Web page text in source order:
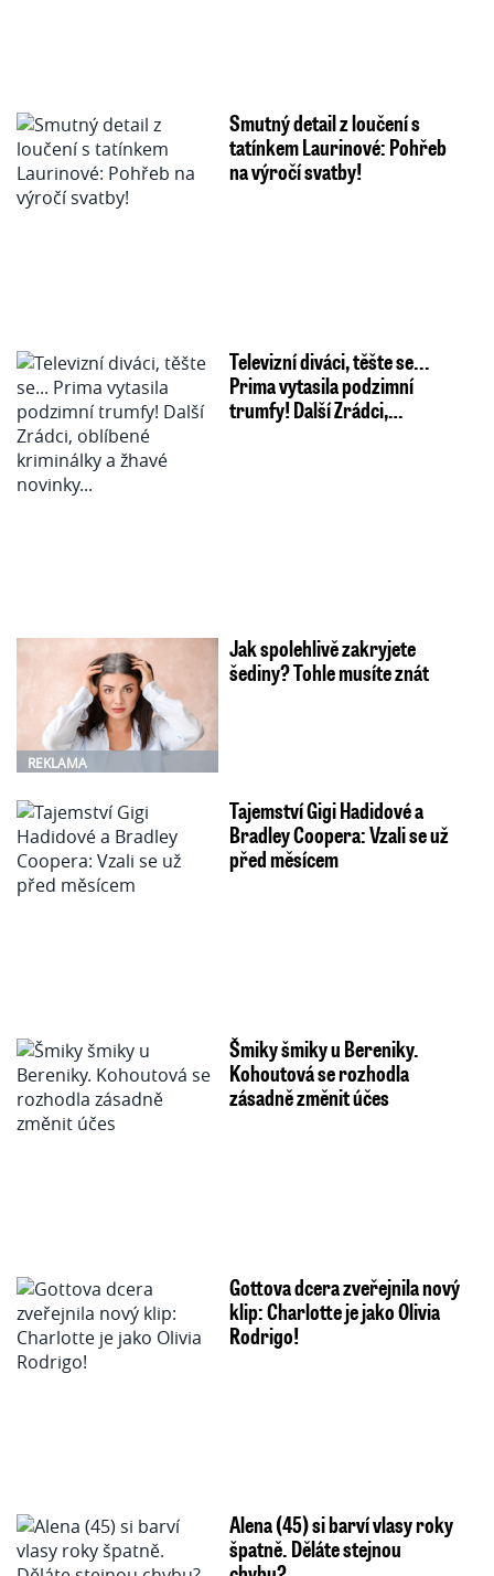
Smutný detail z loučení s
tatínkem Laurinové: Pohřeb
na výročí svatby!
Televizní diváci, těšte se...
Prima vytasila podzimní
trumfy! Další Zrádci,…
REKLAMA
Jak spolehlivě zakryjete
šediny? Tohle musíte znát
Tajemství Gigi Hadidové a
Bradley Coopera: Vzali se už
před měsícem
Šmiky šmiky u Bereniky.
Kohoutová se rozhodla
zásadně změnit účes
Gottova dcera zveřejnila nový
klip: Charlotte je jako Olivia
Rodrigo!
Alena (45) si barví vlasy roky
špatně. Děláte stejnou